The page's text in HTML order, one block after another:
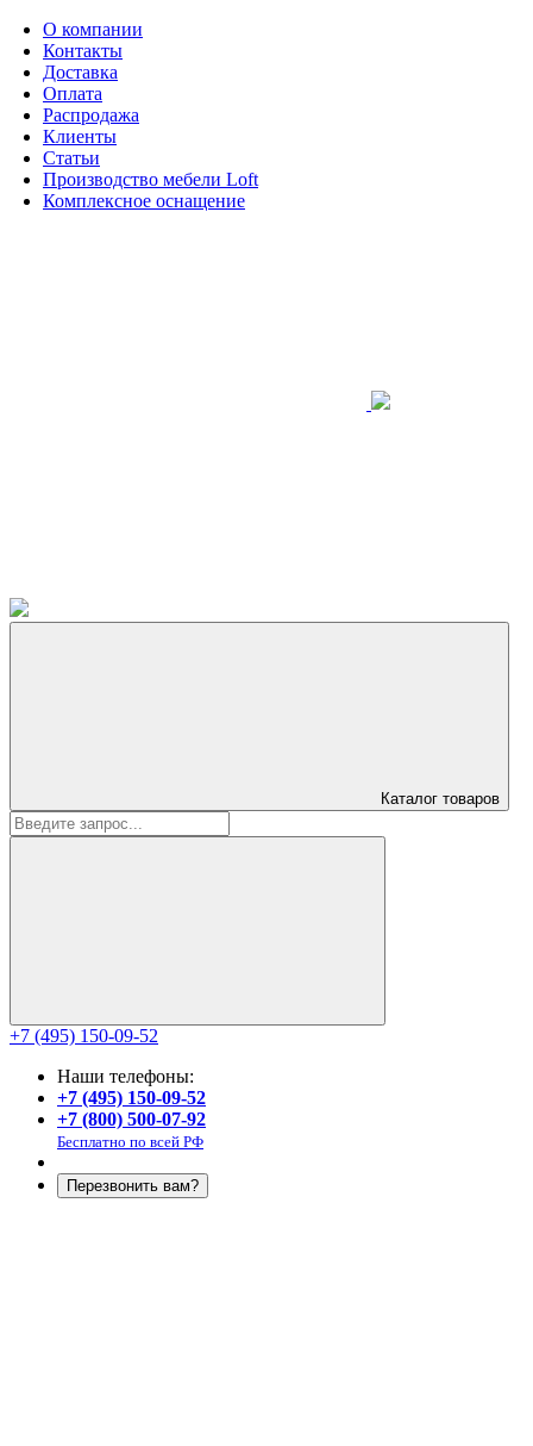
О компании
Контакты
Доставка
Оплата
Распродажа
Клиенты
Статьи
Производство мебели Loft
Комплексное оснащение
Каталог товаров
+7 (495) 150-09-52
Наши телефоны:
+7 (495) 150-09-52
+7 (800) 500-07-92
Бесплатно по всей РФ
Перезвонить вам?